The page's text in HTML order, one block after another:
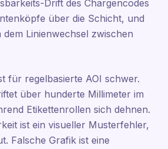
Drift des Chargencodes
über die Schicht, und
Linienwechsel zwischen
für regelbasierte AOI schwer.
über hunderte Millimeter im
Etikettenrollen sich dehnen.
ist ein visueller Musterfehler,
Falsche Grafik ist eine